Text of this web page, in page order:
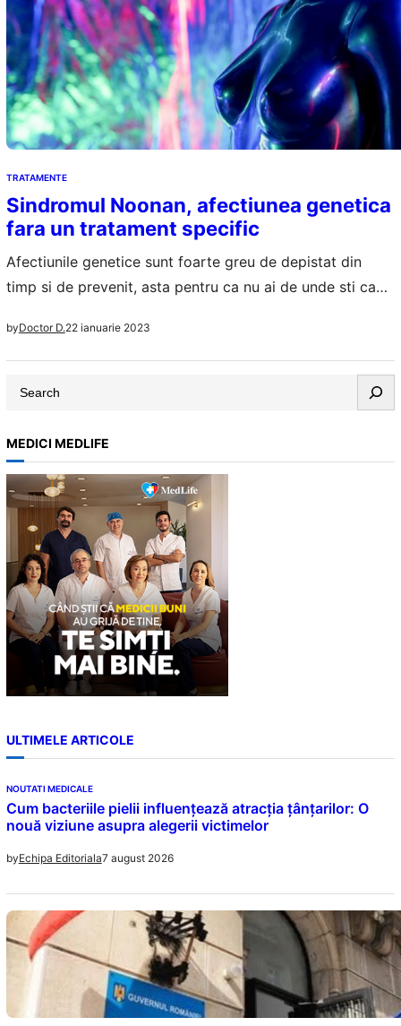
TRATAMENTE
Sindromul Noonan, afectiunea genetica
fara un tratament specific
Afectiunile genetice sunt foarte greu de depistat din
timp si de prevenit, asta pentru ca nu ai de unde sti cand
ul uman. este un exemplu de boala genetica, avand drept
manifestare principala dezvoltarea anormala a unor parti
din corp. De la caracteristici faciale neobisnuite pana…
byDoctor D.22 ianuarie 2023
a
r
c
h
MEDICI MEDLIFE
ULTIMELE ARTICOLE
NOUTATI MEDICALE
Cum bacteriile pielii influențează atracția țânțarilor: O
nouă viziune asupra alegerii victimelor
byEchipa Editoriala7 august 2026